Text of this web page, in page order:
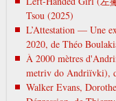
Tsou (2025)
L’Attestation — Une
2020, de Théo
À 2000 mètres
metrіv do Andrіїvki),
Walker Evans,